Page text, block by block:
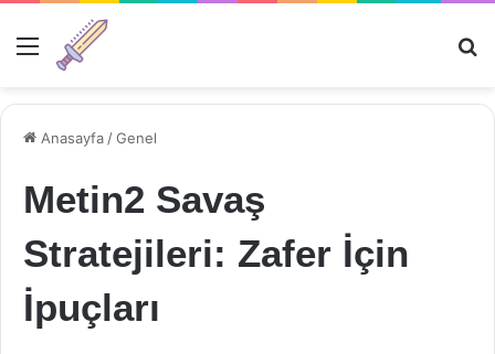
Menü
Anasayfa /Genel
Metin2 Savaş
Stratejileri: Zafer İçin
İpuçları